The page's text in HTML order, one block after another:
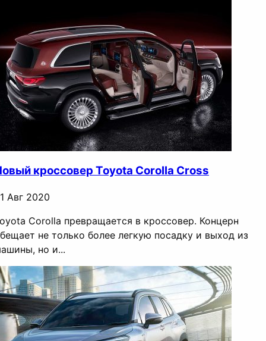
кроссовер Toyota Corolla Cross
Авг 2020
Corolla превращается в кроссовер. Концерн
не только более легкую посадку и выход из
но и...